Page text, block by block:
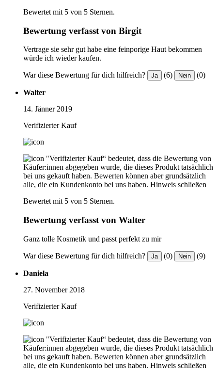
Bewertet mit 5 von 5 Sternen.
Bewertung verfasst von Birgit
Vertrage sie sehr gut habe eine feinporige Haut bekommen
würde ich wieder kaufen.
War diese Bewertung für dich hilfreich? Ja (6) Nein (0)
Walter
14. Jänner 2019
Verifizierter Kauf
"Verifizierter Kauf“ bedeutet, dass die Bewertung von
Käufer:innen abgegeben wurde, die dieses Produkt tatsächlich
bei uns gekauft haben. Bewerten können aber grundsätzlich
alle, die ein Kundenkonto bei uns haben. Hinweis schließen
Bewertet mit 5 von 5 Sternen.
Bewertung verfasst von Walter
Ganz tolle Kosmetik und passt perfekt zu mir
War diese Bewertung für dich hilfreich? Ja (0) Nein (9)
Daniela
27. November 2018
Verifizierter Kauf
"Verifizierter Kauf“ bedeutet, dass die Bewertung von
Käufer:innen abgegeben wurde, die dieses Produkt tatsächlich
bei uns gekauft haben. Bewerten können aber grundsätzlich
alle, die ein Kundenkonto bei uns haben. Hinweis schließen